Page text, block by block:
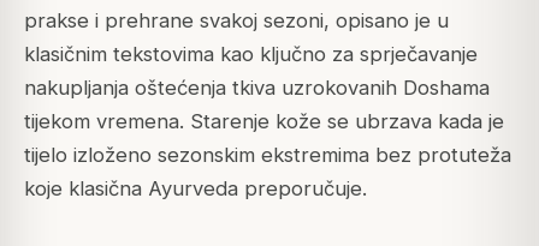
prakse i prehrane svakoj sezoni, opisano je u
klasičnim tekstovima kao ključno za sprječavanje
nakupljanja oštećenja tkiva uzrokovanih Doshama
tijekom vremena. Starenje kože se ubrzava kada je
tijelo izloženo sezonskim ekstremima bez protuteža
koje klasična Ayurveda preporučuje.